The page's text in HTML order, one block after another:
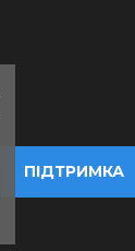
ПІДТРИМКА